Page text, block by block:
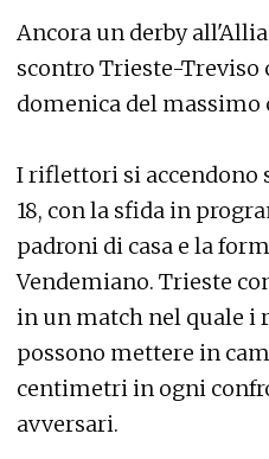
Ancora un derby
scontro Trieste-Treviso
domenica del massimo
I riflettori si accendono
18, con la sfida in
padroni di casa e la
Vendemiano. Trieste
in un match nel quale i
possono mettere in
centimetri in ogni
avversari.